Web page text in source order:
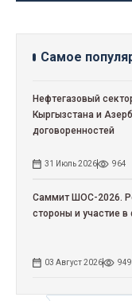
Самое
Нефтегазовый
Кыргызстана и
договоренностей
31 Июль 2026 964
Саммит ШОС-2026.
стороны и участие
03 Август 2026 949